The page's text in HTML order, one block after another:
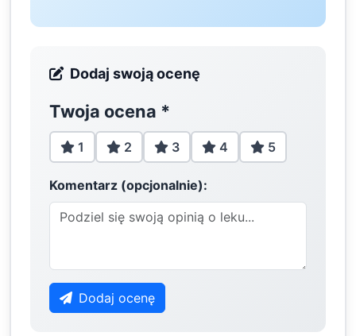
Dodaj swoją ocenę
Twoja ocena *
1 2 3 4 5
Komentarz (opcjonalnie):
Dodaj ocenę